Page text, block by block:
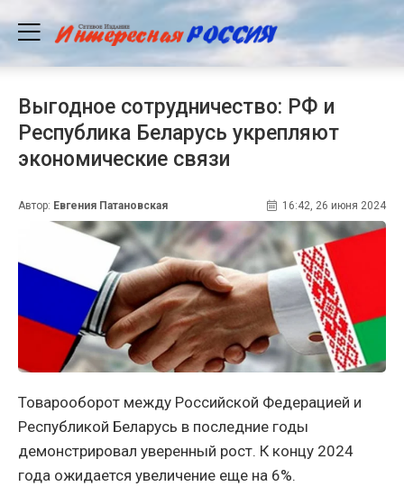
Выгодное сотрудничество: РФ и
Республика Беларусь укрепляют
экономические связи
Автор: Евгения Патановская 16:42, 26 июня 2024
Товарооборот между Российской Федерацией и
Республикой Беларусь в последние годы
демонстрировал уверенный рост. К концу 2024
года ожидается увеличение еще на 6%.